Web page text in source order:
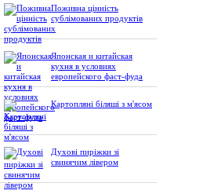
Поживна цінність
сублімованих продуктів
Японская и китайская
кухня в условиях
европейского фаст-фуда
Картопляні біляші з м'ясом
Духові пиріжки зі
свинячим лівером